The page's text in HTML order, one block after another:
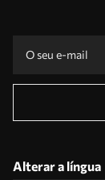
Alterar a língua